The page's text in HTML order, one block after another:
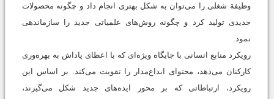
وظیفة شغلی را می‌توان به شکل بهتری انجام داد و چگونه محصولات
جدیدی تولید کرد و چگونه روش‌های علمیاتی جدید را سازماندهی
نمود.
رویکرد منابع انسانی با جایگاه ویژه‌ای که با اعطای پاداش به بهره‌وری
کارکنان می‌دهد، محتوای ابداع‌مدار را تقویت می‌کند. بر اساس این
رویکرد، ارتباطاتی که بر محور ایده‌های جدید شکل می‌گیرند،